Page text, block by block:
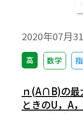
2020年07月
高 数学
ｎ(A∩B)の最
ときのU，A